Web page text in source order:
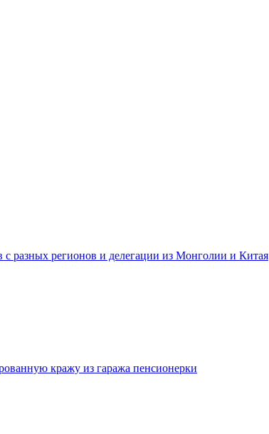
с разных регионов и делегации из Монголии и Китая
кражу из гаража пенсионерки